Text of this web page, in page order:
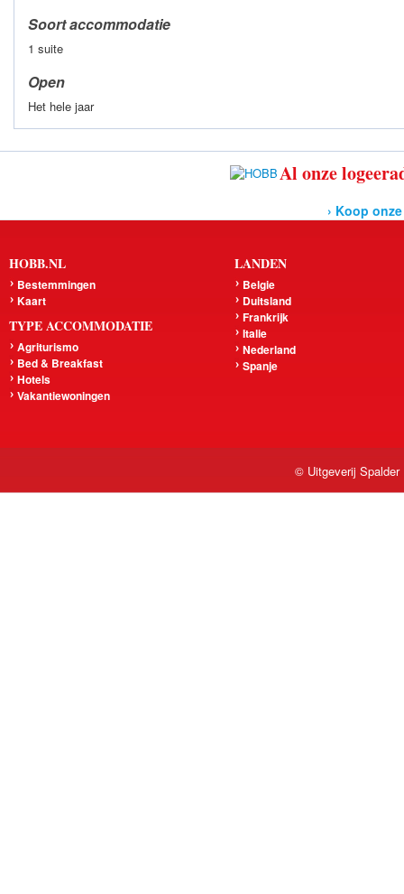
Soort accommodatie
1 suite
Open
Het hele jaar
Al onze
› Koop
HOBB.NL
Bestemmingen
Kaart
TYPE ACCOMMODATIE
Agriturismo
Bed & Breakfast
Hotels
Vakantiewoningen
LANDEN
Belgie
Duitsland
Frankrijk
Italie
Nederland
Spanje
© Uitgeverij